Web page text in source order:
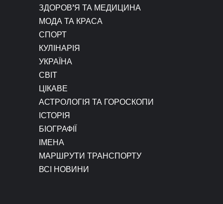
ЗДОРОВ’Я ТА МЕДИЦИНА
МОДА ТА КРАСА
СПОРТ
КУЛІНАРІЯ
УКРАЇНА
СВІТ
ЦІКАВЕ
АСТРОЛОГІЯ ТА ГОРОСКОПИ
ІСТОРІЯ
БІОГРАФІЇ
ІМЕНА
МАРШРУТИ ТРАНСПОРТУ
ВСІ НОВИНИ